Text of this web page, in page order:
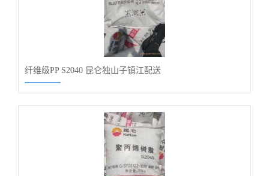
纤维级PP S2040 昆仑独山子镇江配送